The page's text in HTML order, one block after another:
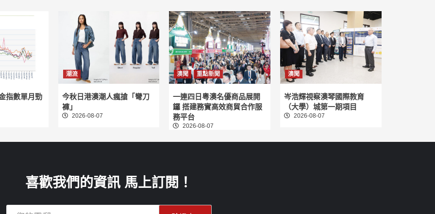
指數單月勁
潮流
今秋日港澳潮人瘋搶「彎刀
褲」
2026-08-07
澳聞 重點新聞
一連四日粵澳名優商品展開
鑼 搭建務實高效商貿合作服
務平台
2026-08-07
澳聞
岑浩輝視察澳琴國際教育
（大學）城第一期項目
2026-08-07
喜歡我們的資訊 馬上訂閱！